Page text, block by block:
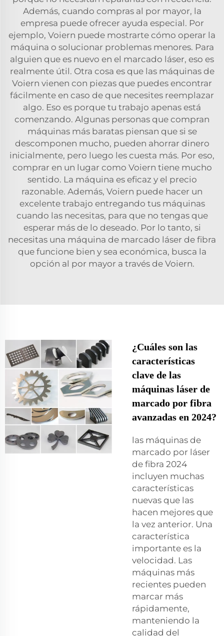
Además, cuando compras al por mayor, la
empresa puede ofrecer ayuda especial. Por
ejemplo, Voiern puede mostrarte cómo operar la
máquina o solucionar problemas menores. Para
alguien que es nuevo en el marcado láser, eso es
realmente útil. Otra cosa es que las máquinas de
Voiern vienen con piezas que puedes encontrar
fácilmente en caso de que necesites reemplazar
algo. Eso es porque tu trabajo apenas está
comenzando. Algunas personas que compran
máquinas más baratas piensan que si se
descomponen mucho, pueden ahorrar dinero
inicialmente, pero luego les cuesta más. Por eso,
comprar en un lugar como Voiern tiene mucho
sentido. La máquina es eficaz y el precio
razonable. Además, Voiern puede hacer un
excelente trabajo entregando tus máquinas
cuando las necesitas, para que no tengas que
esperar más de lo deseado. Por lo tanto, si
necesitas una máquina de marcado láser de fibra
que funcione bien y sea económica, busca la
opción al por mayor a través de Voiern.
¿Cuáles son las
características
clave de las
máquinas láser de
marcado por fibra
avanzadas en 2024?
las máquinas de
marcado por láser
de fibra 2024
incluyen muchas
características
nuevas que las
hacen mejores que
la vez anterior. Una
característica
importante es la
velocidad. Las
máquinas más
recientes pueden
marcar más
rápidamente,
manteniendo la
calidad del